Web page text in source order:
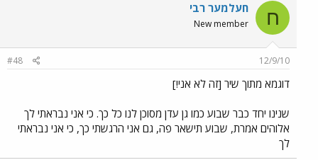
ח חעלמער רבי
New member
12/9/10
#48
דוגמא מתוך שיר [זה לא אני!]
שנינו יחד כבר שבוע כמו גן עדן מסוכן לנו כל כך. כי אני נבראתי לך
אלוהים אמרת, שבוע תישאר פה, גם אני הרגשתי כך, כי אני נבראתי
לך